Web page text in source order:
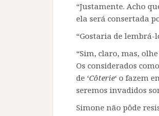
“Justamente. Acho
ela será consertada
“Gostaria de lembrá-
“Sim, claro, mas,
Os considerados
de ‘Côterie‘ o fazem
seremos invadidos
Simone não pôde